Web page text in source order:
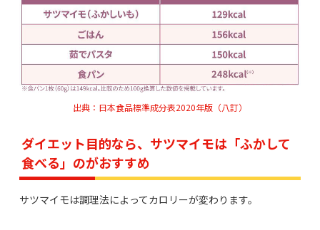
出典：日本食品標準成分表2020年版（八訂）
ダイエット目的なら、サツマイモは「ふかして
食べる」のがおすすめ
サツマイモは調理法によってカロリーが変わります。